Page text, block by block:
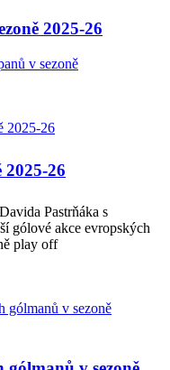
2025-26
v sezoně
26
Pastrňáka s
gólové akce evropských
play off